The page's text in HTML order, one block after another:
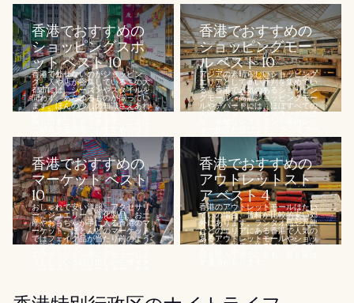
香港でおすすめの
ショッピングスポ
ット ベスト 10
香港で外せないのがショッピン
グ。人や店が密集しているこの大
都市には、シーズンやスタイルを
問わず、あらゆるものが揃ってい
ます。ほんの少しの知識さえあれ
ば、欲しいものをほとんど何でも
ピングスポットで、掘り出し物や
限定品をぜひ...
香港でおすすめの
ショッピングモー
ル ベスト 10
アジアの素晴らしいショッピング
エリアとして高い評判を集めてい
る、香港で人気のあるショッピン
グモール。高層ショッピングモー
ルやデパートには、ほぼすべての
大陸のファッションブランドのほ
ク、ハーバーシティ、タイムズ...
香港でおすすめの
マーケット ベスト
10
おしゃれで安い洋服、アクセサリ
ー、ジュエリー、電化製品、お土
産やおもちゃが手に入る香港のマ
ーケット。ほとんどのマーケット
ではフェイク品が当たり前のよう
に販売されていますが、その一方
香港でおすすめの
アウトレットスト
ア ベスト 4
香港のアウトレットモールはたい
ていの場合、賃料が比較的安い郊
外にあります。ランタオ島や九龍
などのエリアにある香港で人気の
あるアウトレットモールやショッ
プでは、定価の約 70％ オフで商